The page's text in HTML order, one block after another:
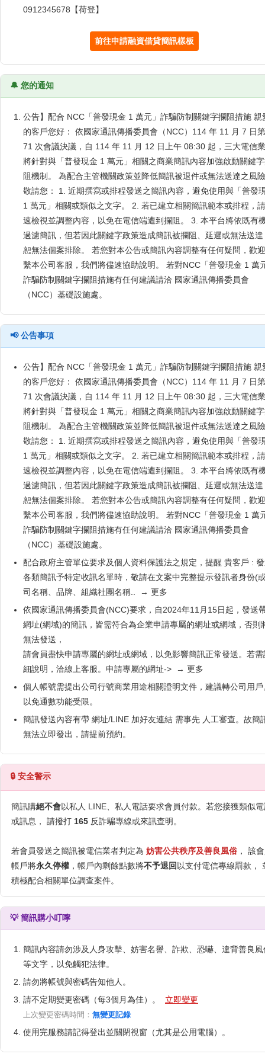
0912345678【荷登】
前往申請融資借貸簡訊樣板
🔔 您的通知
公告】配合 NCC「普發現金 1 萬元」詐騙防制關鍵字攔阻措施 親
的客戶您好： 依國家通訊傳播委員會（NCC）114 年 11 月 7 日第
71 次會議決議，自 114 年 11 月 12 日上午 08:30 起，三大電信
將針對與「普發現金 1 萬元」相關之商業簡訊內容加強啟動關鍵
阻機制。 為配合主管機關政策並降低簡訊被退件或無法送達之風
敬請您： 1. 近期撰寫或排程發送之簡訊內容，避免使用與「普發
1 萬元」相關或類似之文字。 2. 若已建立相關簡訊範本或排程，
速檢視並調整內容，以免在電信端遭到攔阻。 3. 本平台將依既有
過濾簡訊，但若因此關鍵字政策造成簡訊被攔阻、延遲或無法送達
恕無法個案排除。 若您對本公告或簡訊內容調整有任何疑問，歡
繫本公司客服，我們將儘速協助說明。 若對NCC「普發現金 1 萬
詐騙防制關鍵字攔阻措施有任何建議請洽 國家通訊傳播委員會
（NCC）基礎設施處。
📢 公告事項
公告】配合 NCC「普發現金 1 萬元」詐騙防制關鍵字攔阻措施 親
的客戶您好： 依國家通訊傳播委員會（NCC）114 年 11 月 7 日第
71 次會議決議，自 114 年 11 月 12 日上午 08:30 起，三大電信
將針對與「普發現金 1 萬元」相關之商業簡訊內容加強啟動關鍵
阻機制。 為配合主管機關政策並降低簡訊被退件或無法送達之風
敬請您： 1. 近期撰寫或排程發送之簡訊內容，避免使用與「普發
1 萬元」相關或類似之文字。 2. 若已建立相關簡訊範本或排程，
速檢視並調整內容，以免在電信端遭到攔阻。 3. 本平台將依既有
過濾簡訊，但若因此關鍵字政策造成簡訊被攔阻、延遲或無法送達
恕無法個案排除。 若您對本公告或簡訊內容調整有任何疑問，歡
繫本公司客服，我們將儘速協助說明。 若對NCC「普發現金 1 萬
詐騙防制關鍵字攔阻措施有任何建議請洽 國家通訊傳播委員會
（NCC）基礎設施處。
配合政府主管單位要求及個人資料保護法之規定，提醒 貴客戶 :
各類簡訊予特定收訊名單時，敬請在文案中完整提示發訊者身份(
司名稱、品牌、組織社團名稱..
→ 更多
依國家通訊傳播委員會(NCC)要求，自2024年11月15日起，發送
網址(網域)的簡訊，皆需符合為企業申請專屬的網址或網域，否則
無法發送，
請會員盡快申請專屬的網址或網域，以免影響簡訊正常發送。若需
細說明，洽線上客服。申請專屬的網址->
→ 更多
個人帳號需提出公司行號商業用途相關證明文件，建議轉公司用戶
以免通數功能受限。
簡訊發送內容有帶 網址/LINE 加好友連結 需事先 人工審查。故簡
無法立即發出，請提前預約。
🔒 安全警示
簡訊購絕不會以私人 LINE、私人電話要求會員付款。若您接獲類似
或訊息， 請撥打 165 反詐騙專線或來訊查明。
若會員發送之簡訊被電信業者判定為 妨害公共秩序及善良風俗 ， 該
帳戶將永久停權 ，帳戶內剩餘點數將不予退回 以支付電信專線罰款，
積極配合相關單位調查案件。
💡 簡訊購小叮嚀
簡訊內容請勿涉及人身攻擊、妨害名譽、詐欺、恐嚇、違背善良風
等文字，以免觸犯法律。
請勿將帳號與密碼告知他人。
請不定期變更密碼（每3個月為佳）。 立即變更
上次變更密碼時間： 無變更記錄
使用完服務請記得登出並關閉視窗（尤其是公用電腦）。